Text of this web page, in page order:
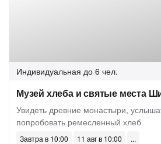
Индивидуальная до 6 чел.
Музей хлеба и святые места
Увидеть древние монастыри,
попробовать ремесленный хлеб
Завтра в 10:00
11 авг в 10:00